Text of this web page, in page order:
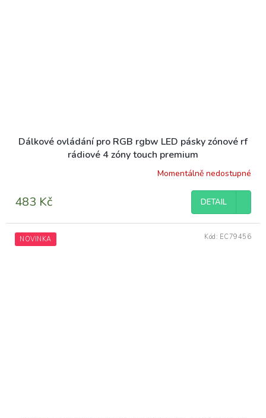
Dálkové ovládání pro RGB rgbw LED pásky zónové rf
rádiové 4 zóny touch premium
Momentálně nedostupné
483 Kč DETAIL
NOVINKA Kód: EC79456